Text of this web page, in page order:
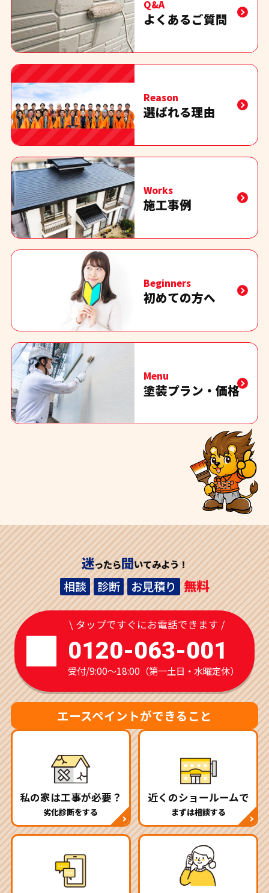
Q&A
よくあるご質問
Reason
選ばれる理由
Works
施工事例
Beginners
初めての方へ
Menu
塗装プラン・価格
迷ったら聞いてみよう！
相談 診断 お見積り 無料
\ タップですぐにお電話できます /
0120-063-001
受付/9:00～18:00（第一土日・水曜定休）
エースペイントができること
私の家は工事が必要？
劣化診断をする
近くのショールームで
まずは相談する